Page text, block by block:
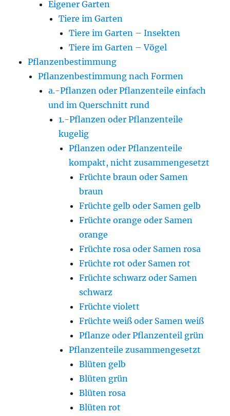
Eigener Garten
Tiere im Garten
Tiere im Garten – Insekten
Tiere im Garten – Vögel
Pflanzenbestimmung
Pflanzenbestimmung nach Formen
a.-Pflanzen oder Pflanzenteile einfach
und im Querschnitt rund
1.-Pflanzen oder Pflanzenteile
kugelig
Pflanzen oder Pflanzenteile
kompakt, nicht zusammengesetzt
Früchte braun oder Samen
braun
Früchte gelb oder Samen gelb
Früchte orange oder Samen
orange
Früchte rosa oder Samen rosa
Früchte rot oder Samen rot
Früchte schwarz oder Samen
schwarz
Früchte violett
Früchte weiß oder Samen weiß
Pflanze oder Pflanzenteil grün
Pflanzenteile zusammengesetzt
Blüten gelb
Blüten grün
Blüten rosa
Blüten rot